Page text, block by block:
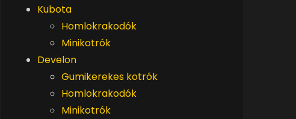
Kubota
Homlokrakodók
Minikotrók
Develon
Gumikerekes kotrók
Homlokrakodók
Minikotrók